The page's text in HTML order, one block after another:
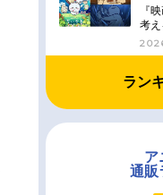
『
考え
ラン
ア
通販